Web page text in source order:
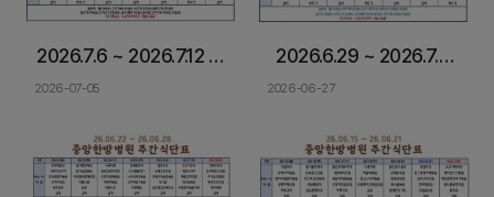
2026.7.6 ~ 2026.7.12 중
앙한방병원 입원식단 &
2026-07-05
2026.6.29 ~ 2026.7.5
중앙한방병원 입원식단 &
2026-06-27